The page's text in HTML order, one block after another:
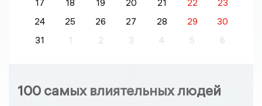
17
18 19 20 21 22
23
24
25 26 27 28 29
30
31
1 2 3 4 5 6
100 самых влиятельных людей